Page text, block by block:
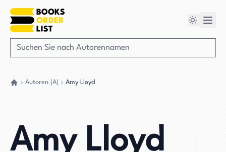
Autoren (A) Amy Lloyd
Amy Lloyd